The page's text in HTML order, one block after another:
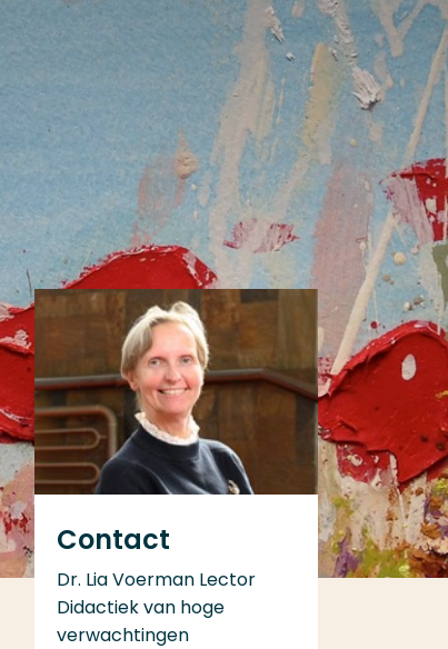
Contact
Dr. Lia Voerman Lector
Didactiek van hoge
verwachtingen